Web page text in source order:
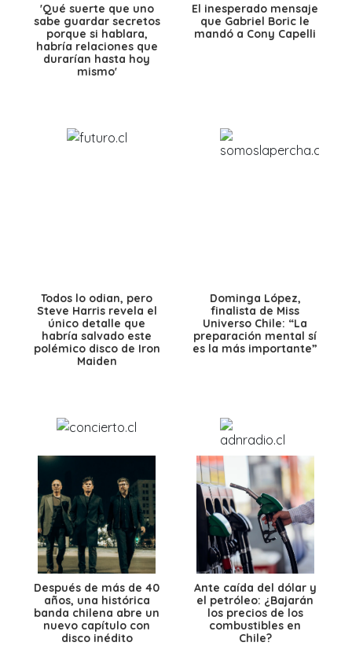
'Qué suerte que uno
sabe guardar secretos
porque si hablara,
habría relaciones que
durarían hasta hoy
mismo'
El inesperado mensaje
que Gabriel Boric le
mandó a Cony Capelli
Todos lo odian, pero
Steve Harris revela el
único detalle que
habría salvado este
polémico disco de Iron
Maiden
Dominga López,
finalista de Miss
Universo Chile: “La
preparación mental sí
es la más importante”
Después de más de 40
años, una histórica
banda chilena abre un
nuevo capítulo con
disco inédito
Ante caída del dólar y
el petróleo: ¿Bajarán
los precios de los
combustibles en
Chile?